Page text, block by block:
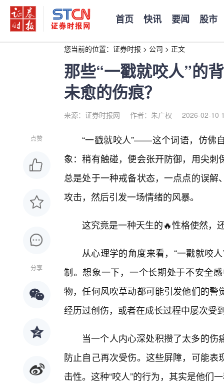
首页 快讯 要闻 股市
您当前的位置： 证券时报 > 公司 > 正文
那些“一戳就咬人”的
未愈的伤痕？
来源：证券时报网 作者：朱广权 2026-02-10
点赞
分享
“一戳就咬人”——这个词语，仿佛
象：稍有触碰，便会张开防御，用尖
总是处于一种戒备状态，一点点的误
攻击，然后引发一场情绪的风暴。
这究竟是一种天生的🔥性格使然，
从心理学的角度来看，“一戳就咬
制。想象一下，一个长期处于不安全
物，任何风吹草动都可能引发他们的
经历过创伤，或者在成长过程中屡次受
当一个人内心深处积攒了太多的
防止自己再次受伤。这些屏障，可能
击性。这种“咬人”的行为，其实是他们